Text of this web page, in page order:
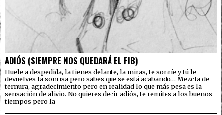
ADIÓS (SIEMPRE NOS QUEDARÁ EL FIB)
Huele a despedida, la tienes delante, la miras, te sonríe y tú le
devuelves la sonrisa pero sabes que se está acabando… Mezcla de
ternura, agradecimiento pero en realidad lo que más pesa es la
sensación de alivio. No quieres decir adiós, te remites a los buenos
tiempos pero la